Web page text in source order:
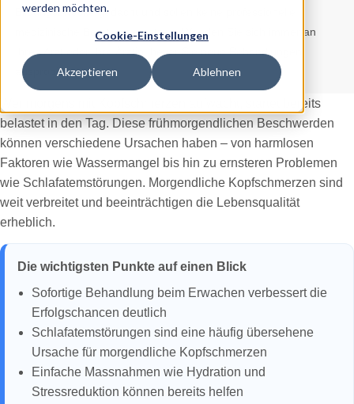
werden möchten.
Cookie-Einstellungen
Akzeptieren Ablehnen
Bildungszwecke gedacht und sollen keine professionelle
medizinische Beratung ersetzen. Wenden Sie sich immer an
Ihren Arzt oder Ihre Ärztin, bevor Sie neue Behandlungen
ausprobieren.
Wer morgens mit Kopfschmerzen aufwacht, startet bereits
belastet in den Tag. Diese frühmorgendlichen Beschwerden
können verschiedene Ursachen haben – von harmlosen
Faktoren wie Wassermangel bis hin zu ernsteren Problemen
wie Schlafatemstörungen. Morgendliche Kopfschmerzen sind
weit verbreitet und beeinträchtigen die Lebensqualität
erheblich.
Die wichtigsten Punkte auf einen Blick
Sofortige Behandlung beim Erwachen verbessert die
Erfolgschancen deutlich
Schlafatemstörungen sind eine häufig übersehene
Ursache für morgendliche Kopfschmerzen
Einfache Massnahmen wie Hydration und
Stressreduktion können bereits helfen